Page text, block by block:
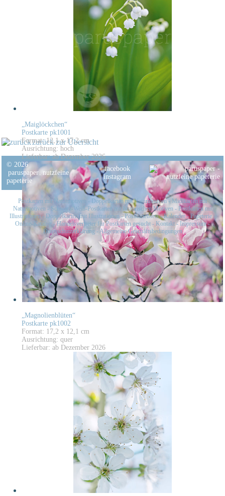
„Maiglöckchen“
Postkarte pk1001
Format: 12,1 x 17,2 cm
Ausrichtung: hoch
Lieferbar: ab Dezember 2026
„Magnolienblüten“
Postkarte pk1002
Format: 17,2 x 12,1 cm
Ausrichtung: quer
Lieferbar: ab Dezember 2026
zurück zur Übersicht
© 2026
paruspaper. nutzfeine
papeterie
facebook
instagram
Postkarten mit Naturmotiven - Doppelkarten mit Naturmotiven- Midikarten mit
Naturmotiven - Schwarz-Weiß-Postkarten mit historischen Motiven- Postkarten mit
Illustrationen - Doppelkarten mit Illustrationen-Postkartensets-Kalender-Papeterie -
Online-Katalog-Handelsvertreter für Postkarten gesucht - Kontakt-Impressum-
Datenschutzerklärung - Allgemeine Geschäftsbedingungen